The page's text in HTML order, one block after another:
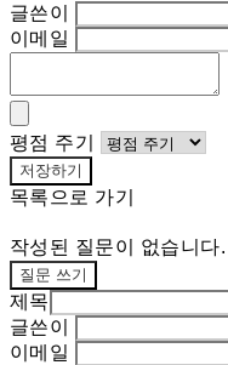
글쓴이
이메일
평점 주기
저장하기
목록으로 가기
작성된 질문이 없습니다.
질문 쓰기
제목
글쓴이
이메일